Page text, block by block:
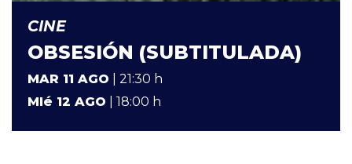
CINE
OBSESIÓN (SUBTITULADA)
MAR 11 AGO | 21:30 h
MIé 12 AGO | 18:00 h